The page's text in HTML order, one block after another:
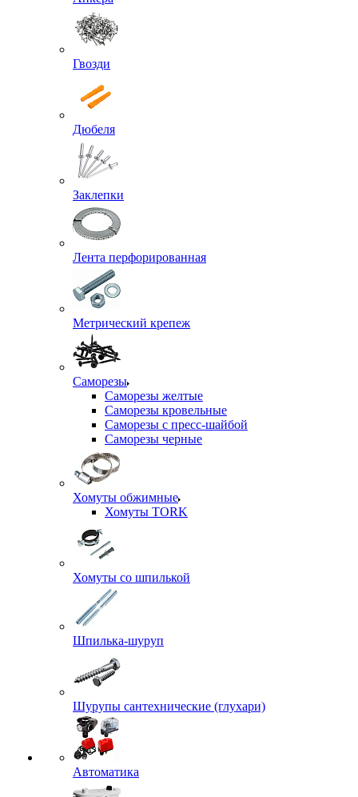
Гвозди
Дюбеля
Заклепки
Лента перфорированная
Метрический крепеж
Саморезы
Саморезы желтые
Саморезы кровельные
Саморезы с пресс-шайбой
Саморезы черные
Хомуты обжимные
Хомуты TORK
Хомуты со шпилькой
Шпилька-шуруп
Шурупы сантехнические (глухари)
Автоматика